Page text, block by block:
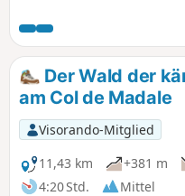
übersät. Man überblickt
Schluchten von
Bardou. Der 360°-
von der Montagne de
den Pyrenäen mit dem Golf
Hintergrund. Dies ist die
Etappe dieser Wanderung,
den Regionalen Naturpark
Languedoc führt.
Der Wald der
am Col de Madale
Visorando-Mitglied
11,43 km
+381 m
4:20 Std.
Mittel